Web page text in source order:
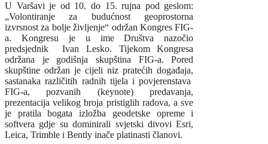
U Varšavi je od 10. do 15. rujna pod geslom:
„Volontiranje za budućnost geoprostorna
izvrsnost za bolje življenje“ održan Kongres FIG-
a. Kongresu je u ime Društva nazočio
predsjednik Ivan Lesko. Tijekom Kongresa
održana je godišnja skupština FIG-a. Pored
skupštine održan je cijeli niz pratećih događaja,
sastanaka različitih radnih tijela i povjerenstava
FIG-a, pozvanih (keynote) predavanja,
prezentacija velikog broja pristiglih radova, a sve
je pratila bogata izložba geodetske opreme i
softvera gdje su dominirali svjetski divovi Esri,
Leica, Trimble i Bently inače platinasti članovi.